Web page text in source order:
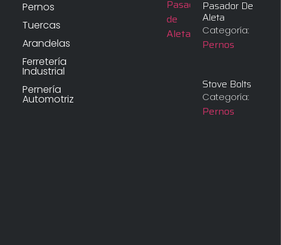
Pernos
Tuercas
Arandelas
Ferretería
Industrial
Pernería
Automotriz
Pasador De
Aleta
Categoría:
Pernos
Stove Bolts
Categoría:
Pernos